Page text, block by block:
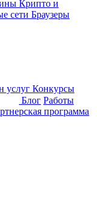
Крипто и
сети Браузеры
услуг Конкурсы
Блог Работы
программа